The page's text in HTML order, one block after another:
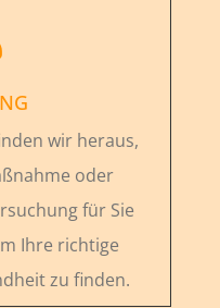
wir heraus,
oder
für Sie
Ihre richtige
zu finden.